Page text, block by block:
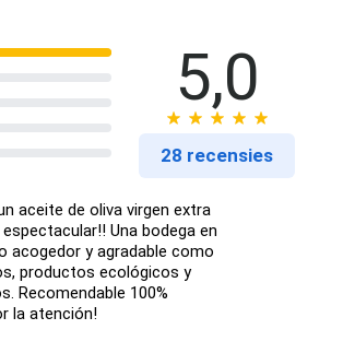
5,0
28 recensies
aceite de oliva virgen extra
Una bodega en
acogedor y agradable como
productos ecológicos y
Recomendable 100%
la atención!